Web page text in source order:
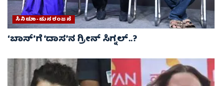
ಸಿನಿಮಾ-ಮನರಂಜನೆ
‘ಬಾಸ್’ಗೆ ‘ದಾಸ’ನ ಗ್ರೀನ್ ಸಿಗ್ನಲ್..?